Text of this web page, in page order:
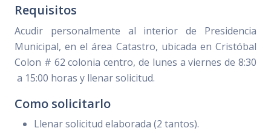
Requisitos
Acudir personalmente al interior de Presidencia
Municipal, en el área Catastro, ubicada en Cristóbal
Colon # 62 colonia centro, de lunes a viernes de 8:30
a 15:00 horas y llenar solicitud.
Como solicitarlo
Llenar solicitud elaborada (2 tantos).